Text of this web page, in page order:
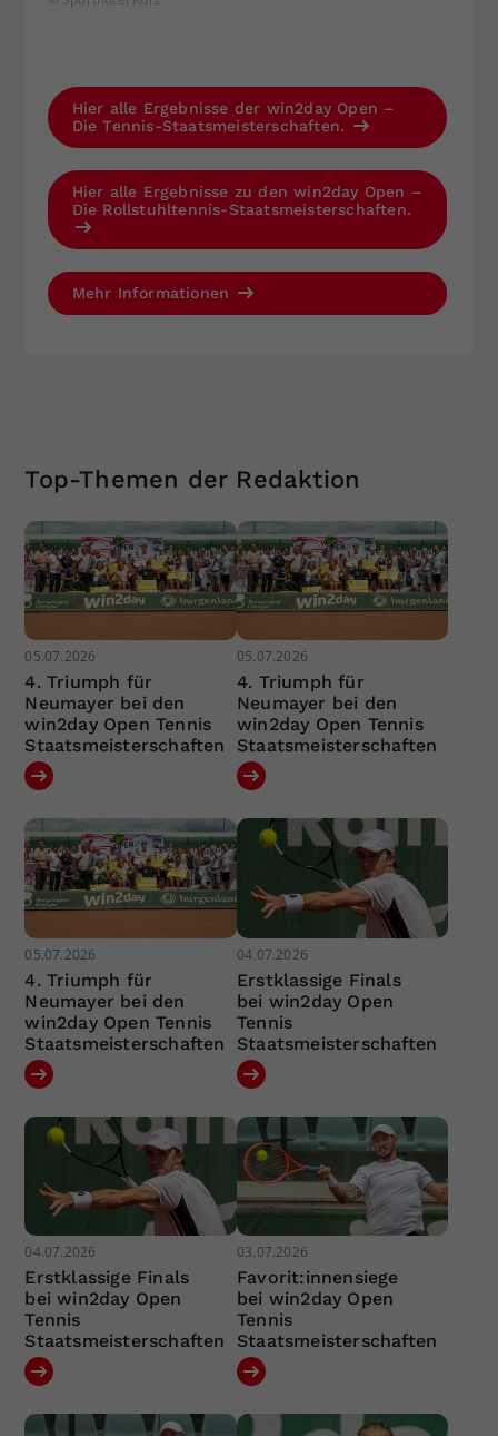
Hier alle Ergebnisse der win2day Open –
Die Tennis-Staatsmeisterschaften.
Hier alle Ergebnisse zu den win2day Open –
Die Rollstuhltennis-Staatsmeisterschaften.
Mehr Informationen
Top-Themen der Redaktion
05.07.2026
4. Triumph für
Neumayer bei den
win2day Open Tennis
Staatsmeisterschaften
05.07.2026
4. Triumph für
Neumayer bei den
win2day Open Tennis
Staatsmeisterschaften
05.07.2026
4. Triumph für
Neumayer bei den
win2day Open Tennis
Staatsmeisterschaften
04.07.2026
Erstklassige Finals
bei win2day Open
Tennis
Staatsmeisterschaften
04.07.2026
Erstklassige Finals
bei win2day Open
Tennis
Staatsmeisterschaften
03.07.2026
Favorit:innensiege
bei win2day Open
Tennis
Staatsmeisterschaften